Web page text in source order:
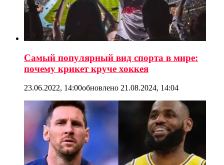
Самый популярный вид спорта в мире:
почему крикет круче хоккея
23.06.2022, 14:00обновлено 21.08.2024, 14:04